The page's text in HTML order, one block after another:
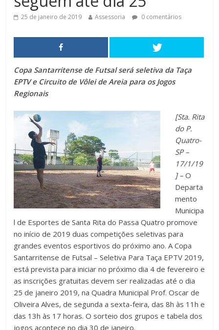
25 de janeiro de 2019 Assessoria 0 comentários
Copa Santarritense de Futsal será seletiva da Taça
EPTV e Circuito de Vôlei de Areia para os Jogos
Regionais
[Sta. Rita
do P.
Quatro-
SP –
17/1/19
] – O
Departa
mento
Municipa
l de Esportes de Santa Rita do Passa Quatro promove
no início de 2019 duas competições seletivas para
grandes eventos esportivos do próximo ano. A Copa
Santarritense de Futsal – Seletiva Para Taça EPTV 2019,
está prevista para iniciar no próximo dia 4 de fevereiro e
as inscrições gratuitas devem ser realizadas até o dia
25 de janeiro 2019, na Quadra Municipal Prof. Oscar de
Oliveira Alves, de segunda a sexta-feira, das 8h às 11h e
das 13h às 17 horas. O sorteio dos grupos e tabela dos
jogos acontece no dia 30 de janeiro.